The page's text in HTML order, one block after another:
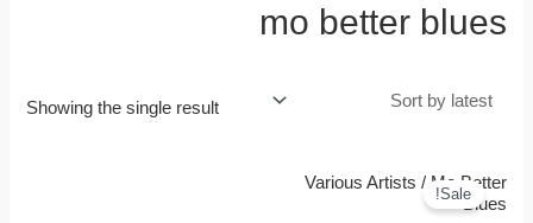
mo better blues
Showing the single result
Sale!
Various Artists / Mo Better
Blues